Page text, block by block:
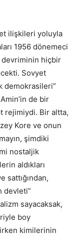
ilişkileri yoluyla
1956 dönemeci
devriminin hiçbir
Sovyet
demokrasileri”
de bir
rejimiydi. Bir altta,
Kore ve onun
şimdiki
nostaljik
aldıkları
sattığından,
devleti”
sayacaksak,
boy
kimilerinin